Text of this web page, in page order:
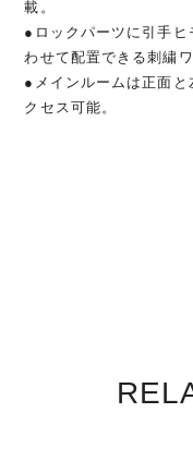
載。
●ロックパーツに引手
わせて配置できる刺繍
●メインルームは正面
クセス可能。